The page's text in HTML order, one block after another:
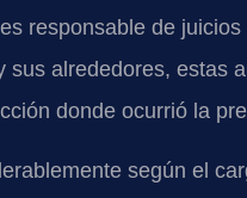
responsable de
sus alrededores, estas
donde ocurrió la
según el